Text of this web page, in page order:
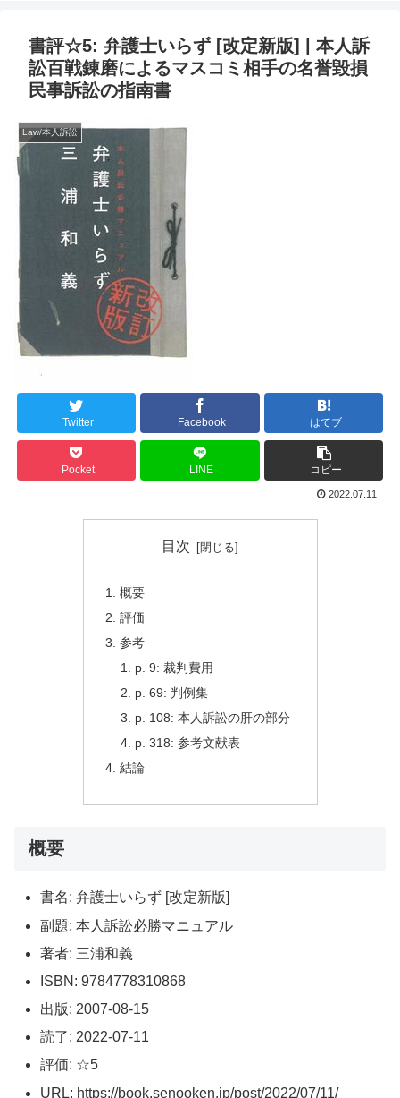
書評☆5: 弁護士いらず [改定新版] | 本人訴
訟百戦錬磨によるマスコミ相手の名誉毀損
民事訴訟の指南書
Law/本人訴訟
Twitter Facebook はてブ
Pocket LINE コピー
2022.07.11
目次
概要
評価
参考
p. 9: 裁判費用
p. 69: 判例集
p. 108: 本人訴訟の肝の部分
p. 318: 参考文献表
結論
概要
書名: 弁護士いらず [改定新版]
副題: 本人訴訟必勝マニュアル
著者: 三浦和義
ISBN: 9784778310868
出版: 2007-08-15
読了: 2022-07-11
評価: ☆5
URL: https://book.senooken.jp/post/2022/07/11/